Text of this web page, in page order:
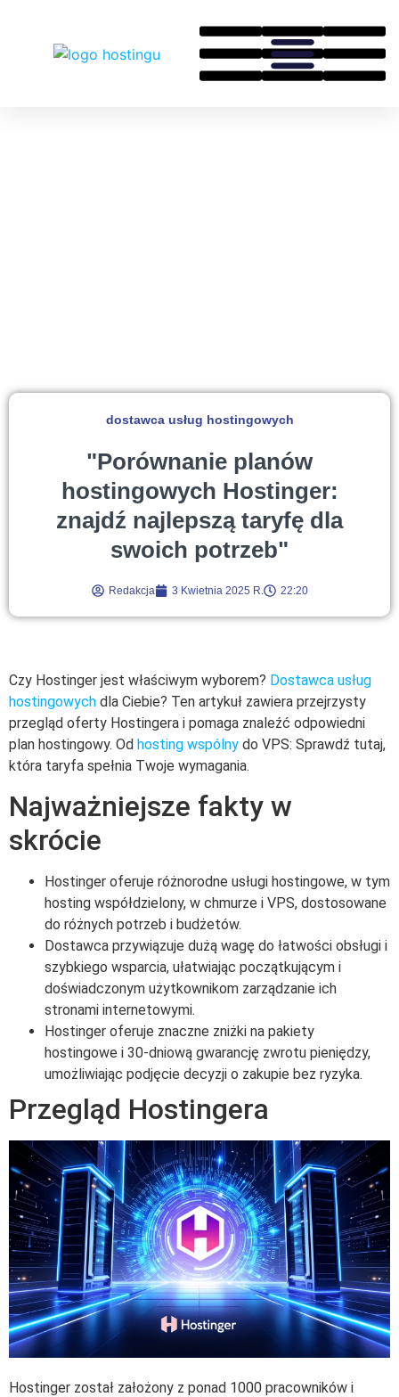
dostawca usług hostingowych
"Porównanie planów
hostingowych Hostinger:
znajdź najlepszą taryfę dla
swoich potrzeb"
Redakcja 3 Kwietnia 2025 R. 22:20
Czy Hostinger jest właściwym wyborem? Dostawca usług
hostingowych dla Ciebie? Ten artykuł zawiera przejrzysty
przegląd oferty Hostingera i pomaga znaleźć odpowiedni
plan hostingowy. Od hosting wspólny do VPS: Sprawdź tutaj,
która taryfa spełnia Twoje wymagania.
Najważniejsze fakty w
skrócie
Hostinger oferuje różnorodne usługi hostingowe, w tym
hosting współdzielony, w chmurze i VPS, dostosowane
do różnych potrzeb i budżetów.
Dostawca przywiązuje dużą wagę do łatwości obsługi i
szybkiego wsparcia, ułatwiając początkującym i
doświadczonym użytkownikom zarządzanie ich
stronami internetowymi.
Hostinger oferuje znaczne zniżki na pakiety
hostingowe i 30-dniową gwarancję zwrotu pieniędzy,
umożliwiając podjęcie decyzji o zakupie bez ryzyka.
Przegląd Hostingera
Hostinger został założony z ponad 1000 pracowników i